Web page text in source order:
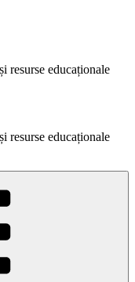
resurse educaționale
resurse educaționale